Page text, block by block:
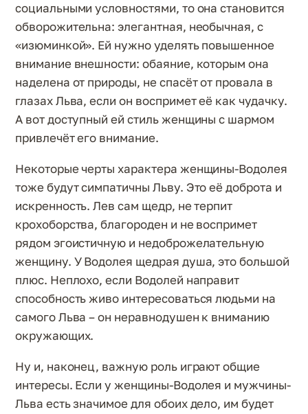
социальными условностями, то она становится
обворожительна: элегантная, необычная, с
«изюминкой». Ей нужно уделять повышенное
внимание внешности: обаяние, которым она
наделена от природы, не спасёт от провала в
глазах Льва, если он воспримет её как чудачку.
А вот доступный ей стиль женщины с шармом
привлечёт его внимание.
Некоторые черты характера женщины-Водолея
тоже будут симпатичны Льву. Это её доброта и
искренность. Лев сам щедр, не терпит
крохоборства, благороден и не воспримет
рядом эгоистичную и недоброжелательную
женщину. У Водолея щедрая душа, это большой
плюс. Неплохо, если Водолей направит
способность живо интересоваться людьми на
самого Льва – он неравнодушен к вниманию
окружающих.
Ну и, наконец, важную роль играют общие
интересы. Если у женщины-Водолея и мужчины-
Льва есть значимое для обоих дело, им будет